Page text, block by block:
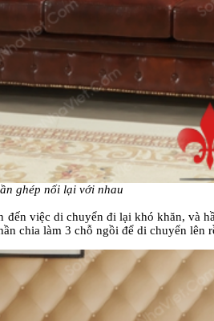
ghép nối lại với nhau
đến việc di chuyển đi lại khó khăn, và
chia làm 3 chỗ ngồi để di chuyển lên